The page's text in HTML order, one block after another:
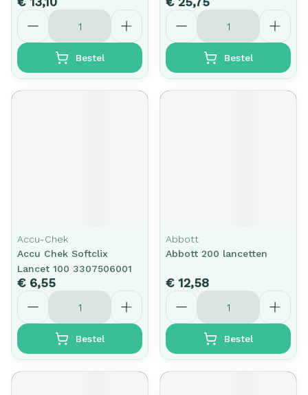
Aantal
Bestel
Aantal
Bestel
Accu-Chek
Accu Chek Softclix
Lancet 100 3307506001
€ 6,55
Aantal
Bestel
Abbott
Abbott 200 lancetten
€ 12,58
Aantal
Bestel